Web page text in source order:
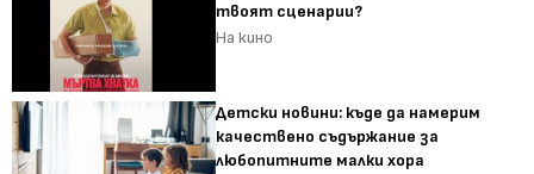
твоят сценарии?
На кино
Детски новини: къде да намерим
качествено съдържание за
любопитните малки хора